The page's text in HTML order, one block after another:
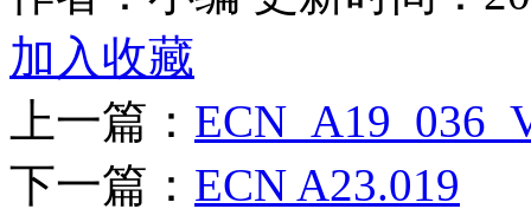
加入收藏
上一篇：
下一篇： ECN A23.019